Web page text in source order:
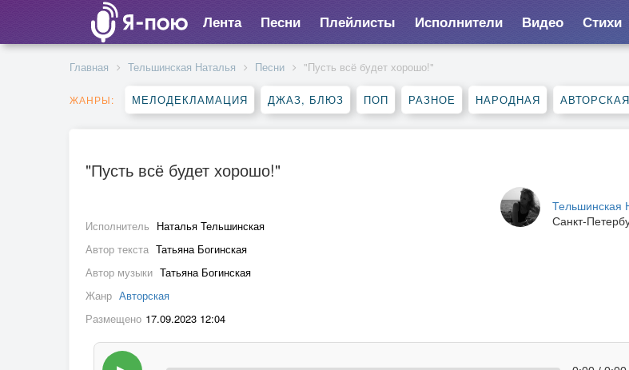
Лента Песни Плейлисты Исполнители Видео Стихи
Главная Тельшинская Наталья Песни "Пусть всё будет хорошо!"
ЖАНРЫ: МЕЛОДЕКЛАМАЦИЯ ДЖАЗ, БЛЮЗ ПОП РАЗНОЕ НАРОДНАЯ АВТОРСКАЯ
"Пусть всё будет хорошо!"
Тельшинская
Санкт-
Исполнитель Наталья Тельшинская
Автор текста Татьяна Богинская
Автор музыки Татьяна Богинская
Жанр Авторская
Размещено 17.09.2023 12:04